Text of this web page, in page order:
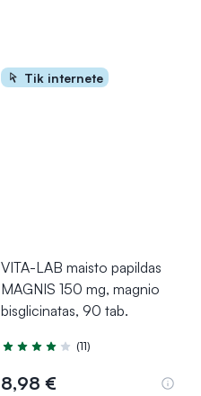
Tik internete
VITA-LAB maisto papildas
MAGNIS 150 mg, magnio
bisglicinatas, 90 tab.
Įvertinimas 4.4 iš 5
(11)
8,98 €